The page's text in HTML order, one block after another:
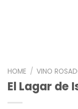
HOME / VINO
El Lagar de